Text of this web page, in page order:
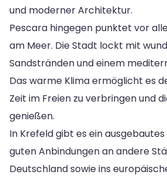
und moderner Architektur.
Pescara hingegen punktet vor
am Meer. Die Stadt lockt mit
Sandstränden und einem
Das warme Klima ermöglicht es
Zeit im Freien zu verbringen und
genießen.
In Krefeld gibt es ein
guten Anbindungen an andere
Deutschland sowie ins